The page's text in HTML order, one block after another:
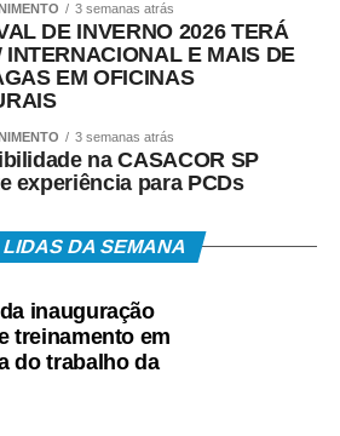
3 semanas atrás
DE INVERNO 2026 TERÁ
INTERNACIONAL E MAIS DE
EM OFICINAS
3 semanas atrás
na CASACOR SP
experiência para PCDs
LIDAS DA SEMANA
inauguração
treinamento em
do trabalho da